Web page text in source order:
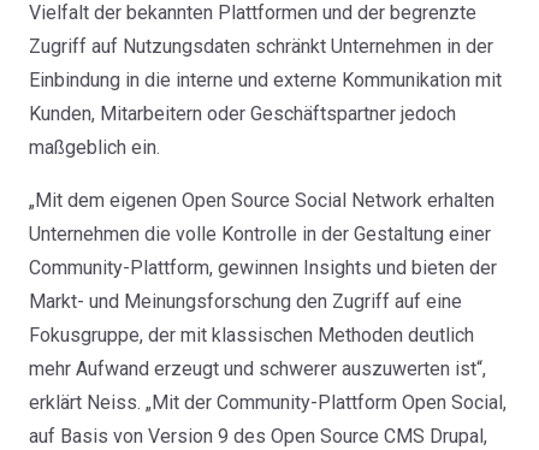
Vielfalt der bekannten Plattformen und der begrenzte
Zugriff auf Nutzungsdaten schränkt Unternehmen in der
Einbindung in die interne und externe Kommunikation mit
Kunden, Mitarbeitern oder Geschäftspartner jedoch
maßgeblich ein.
„Mit dem eigenen Open Source Social Network erhalten
Unternehmen die volle Kontrolle in der Gestaltung einer
Community-Plattform, gewinnen Insights und bieten der
Markt- und Meinungsforschung den Zugriff auf eine
Fokusgruppe, der mit klassischen Methoden deutlich
mehr Aufwand erzeugt und schwerer auszuwerten ist“,
erklärt Neiss. „Mit der Community-Plattform Open Social,
auf Basis von Version 9 des Open Source CMS Drupal,